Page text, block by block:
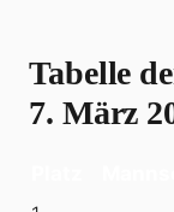
Tabelle
7. März